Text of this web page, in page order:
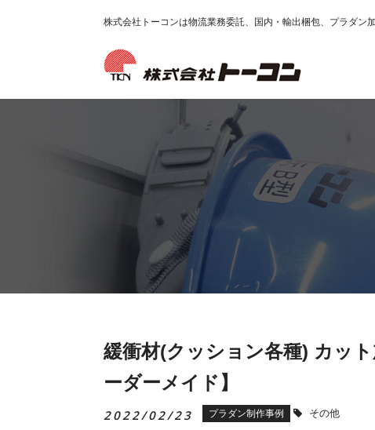
株式会社トーコンは物流業務委託、国内・輸出梱包、プラダン
緩衝材(クッション各種) カッ
ーダーメイド】
2022/02/23 プラダン制作事例 その他